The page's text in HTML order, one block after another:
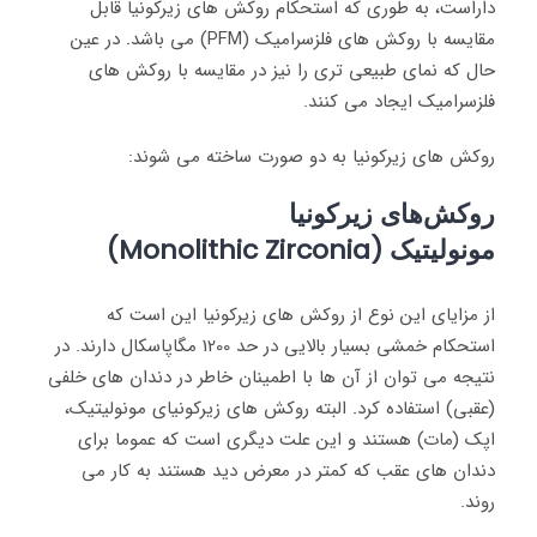
داراست، به طوری که استحکام روکش های زیرکونیا قابل
مقایسه با روکش های فلزسرامیک (PFM) می باشد
. در عین
حال که نمای طبیعی تری را نیز در مقایسه با روکش های
فلزسرامیک ایجاد می کنند.
روکش های زیرکونیا به دو صورت ساخته می شوند:
روکش‌های زیرکونیا
مونولیتیک (Monolithic Zirconia
)
از مزایای این نوع از روکش های زیرکونیا این است که
استحکام خمشی بسیار بالایی در حد 1200 مگاپاسکال دارند. در
نتیجه می توان از آن ها با اطمینان خاطر در دندان های خلفی
(عقبی) استفاده کرد. البته روکش های زیرکونیای مونولیتیک،
اپک (مات) هستند و این علت دیگری است که عموما برای
دندان های عقب که کمتر در معرض دید هستند به کار می
روند.